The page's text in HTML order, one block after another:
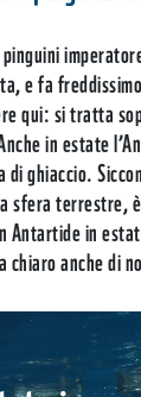
e fa
qui: si tratta
in estate
ghiaccio.
sfera terrestre,
Antartide in
chiaro anche di